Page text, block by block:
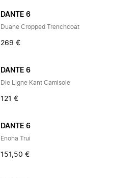
DANTE 6
Duane Cropped Trenchcoat
269 €
DANTE 6
Die Ligne Kant Camisole
121 €
DANTE 6
Enoha Trui
151,50 €